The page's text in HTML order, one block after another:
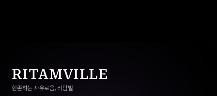
RITAMVILLE
현존하는 자유로움, 리탐빌